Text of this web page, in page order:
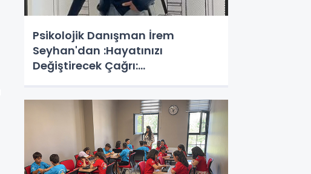
Psikolojik Danışman İrem
Seyhan'dan :Hayatınızı
Değiştirecek Çağrı:
Adımı Atın!